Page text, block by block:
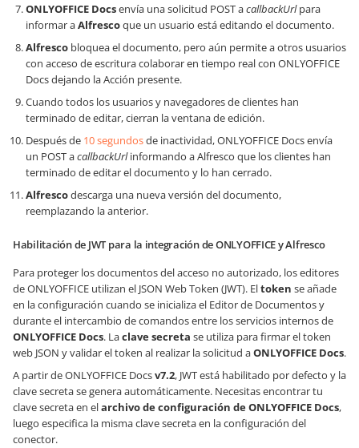
ONLYOFFICE Docsenvía una solicitud POST acallbackUrlpara
informar aAlfrescoque un usuario está editando el documento.
Alfresco bloquea el documento, pero aún permite a otros usuarios
con acceso de escritura colaborar en tiempo real con ONLYOFFICE
Docs dejando la Acción presente.
Cuando todos los usuarios y navegadores de clientes han
terminado de editar, cierran la ventana de edición.
Después de 10 segundosde inactividad, ONLYOFFICE Docs envía
un POST acallbackUrlinformando a Alfresco que los clientes han
terminado de editar el documento y lo han cerrado.
Alfrescodescarga una nueva versión del documento,
reemplazando la anterior.
Habilitación de JWT para la integración de ONLYOFFICE y Alfresco
Para proteger los documentos del acceso no autorizado, los editores
de ONLYOFFICE utilizan el JSON Web Token (JWT). Eltoken se añade
en la configuración cuando se inicializa el Editor de Documentos y
durante el intercambio de comandos entre los servicios internos de
ONLYOFFICE Docs. Laclave secreta se utiliza para firmar el token
web JSON y validar el token al realizar la solicitud aONLYOFFICE Docs.
A partir de ONLYOFFICE Docsv7.2, JWT está habilitado por defecto y la
clave secreta se genera automáticamente. Necesitas encontrar tu
clave secreta en elarchivo de configuración de ONLYOFFICE Docs,
luego especifica la misma clave secreta en la configuración del
conector.